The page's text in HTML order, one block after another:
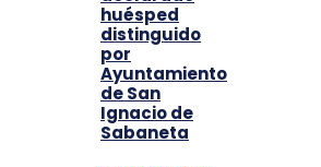
huésped
distinguido
por
Ayuntamiento
de San
Ignacio de
Sabaneta